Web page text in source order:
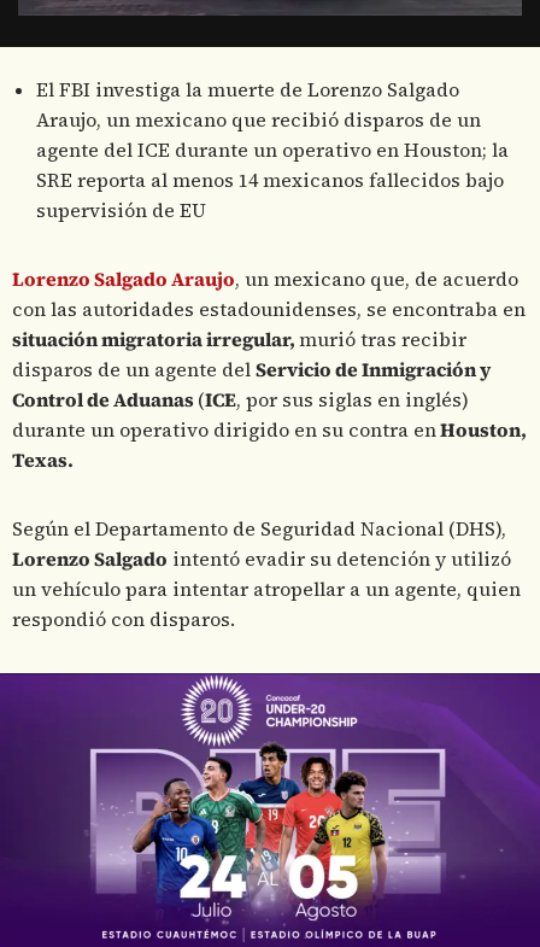
El FBI investiga la muerte de Lorenzo Salgado
Araujo, un mexicano que recibió disparos de un
agente del ICE durante un operativo en Houston; la
SRE reporta al menos 14 mexicanos fallecidos bajo
supervisión de EU
Lorenzo Salgado Araujo, un mexicano que, de acuerdo
con las autoridades estadounidenses, se encontraba en
situación migratoria irregular,murió tras recibir
disparos de un agente delServicio de Inmigración y
Control de Aduanas(ICE, por sus siglas en inglés)
durante un operativo dirigido en su contra enHouston,
Texas.
Según el Departamento de Seguridad Nacional (DHS),
Lorenzo Salgado intentó evadir su detención y utilizó
un vehículo para intentar atropellar a un agente, quien
respondió con disparos.